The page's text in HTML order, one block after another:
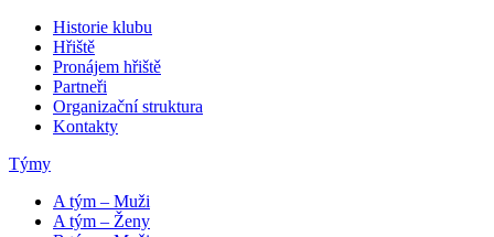
Historie klubu
Hřiště
Pronájem hřiště
Partneři
Organizační struktura
Kontakty
Týmy
A tým – Muži
A tým – Ženy